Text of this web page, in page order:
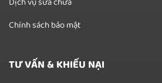
Chính sách bảo mật
TƯ VẤN & KHIẾU NẠI